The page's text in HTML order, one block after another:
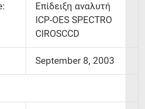
Επίδειξη αναλυτή
ICP-OES SPECTRO
CIROSCCD
September 8, 2003